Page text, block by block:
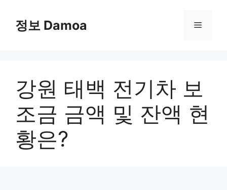
content정보 Damoa Menu
강원 태백 전기차 보
조금 금액 및 잔액 현
황은?